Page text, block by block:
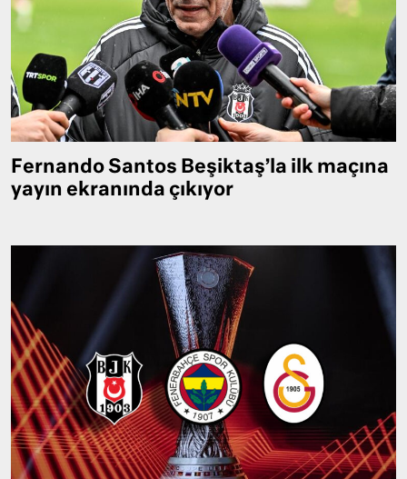
Fernando Santos Beşiktaş’la ilk maçına
yayın ekranında çıkıyor